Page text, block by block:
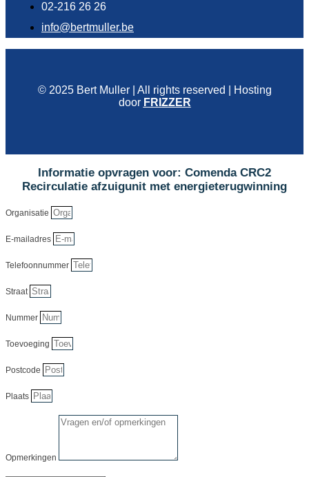
02-216 26 26
info@bertmuller.be
© 2025 Bert Muller | All rights reserved | Hosting
door FRIZZER
Informatie opvragen voor: Comenda CRC2
Recirculatie afzuigunit met energieterugwinning
Organisatie
E-mailadres
Telefoonnummer
Straat
Nummer
Toevoeging
Postcode
Plaats
Opmerkingen